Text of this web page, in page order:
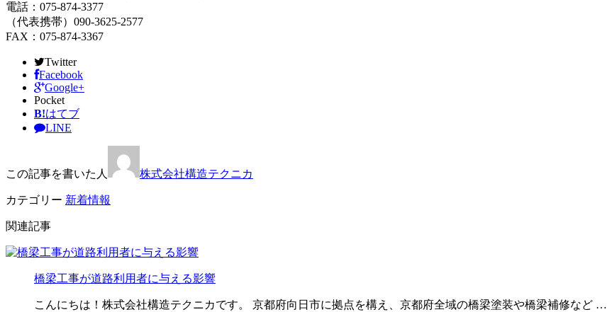
電話：075-874-3377
（代表携帯）090-3625-2577
FAX：075-874-3367
Twitter
Facebook
Google+
Pocket
B!はてブ
LINE
この記事を書いた人 株式会社構造テクニカ
カテゴリー 新着情報
関連記事
橋梁工事が道路利用者に与える影響
こんにちは！株式会社構造テクニカです。 京都府向日市に拠点を構え、京都府全域の橋梁塗装や橋梁補修など …